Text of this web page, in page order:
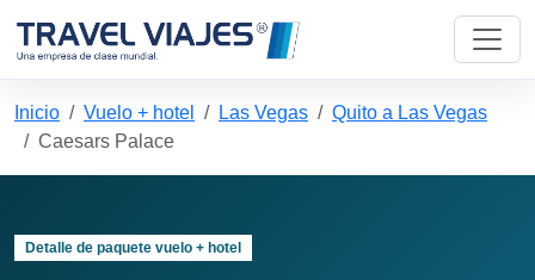
Inicio Vuelo + hotel Las Vegas
Quito a Las Vegas
Caesars Palace
Detalle de paquete vuelo + hotel